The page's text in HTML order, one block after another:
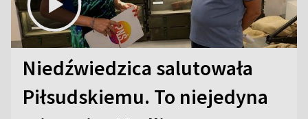
Niedźwiedzica salutowała
Piłsudskiemu. To niejedyna